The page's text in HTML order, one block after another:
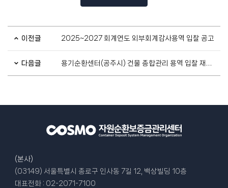
이전글 2025~2027 회계연도 외부회계감사용역 입찰 공고
다음글
(본사)
(03149) 서울특별시 종로구 인사동 7길 12, 백상빌딩 10층
대표전화 : 02-2071-7100